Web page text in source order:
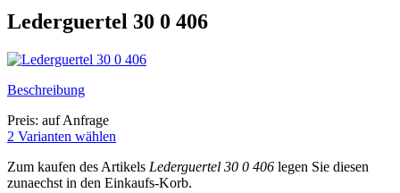
Lederguertel 30 0 406
Beschreibung
Preis: auf Anfrage
2 Varianten wählen
Zum kaufen des Artikels Lederguertel 30 0 406 legen Sie diesen
zunaechst in den Einkaufs-Korb.